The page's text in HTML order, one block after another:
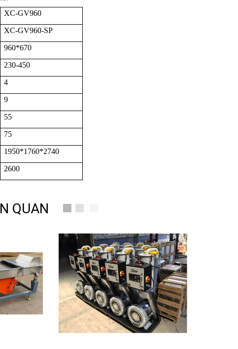
XC-GV960
XC-GV960-SP
960*670
230-450
4
9
55
75
1950*1760*2740
2600
QUAN